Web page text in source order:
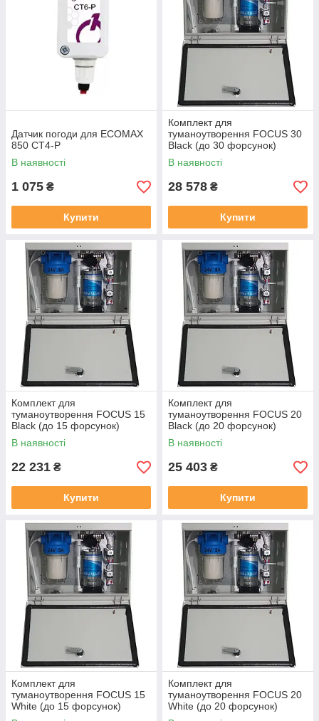
Датчик погоди для ECOMAX
850 СТ4-Р
В наявності
1 075 ₴
Купити
Комплект для
туманоутворення FOCUS 30
Black (до 30 форсунок)
В наявності
28 578 ₴
Купити
Комплект для
туманоутворення FOCUS 15
Black (до 15 форсунок)
В наявності
22 231 ₴
Купити
Комплект для
туманоутворення FOCUS 20
Black (до 20 форсунок)
В наявності
25 403 ₴
Купити
Комплект для
туманоутворення FOCUS 15
White (до 15 форсунок)
Комплект для
туманоутворення FOCUS 20
White (до 20 форсунок)